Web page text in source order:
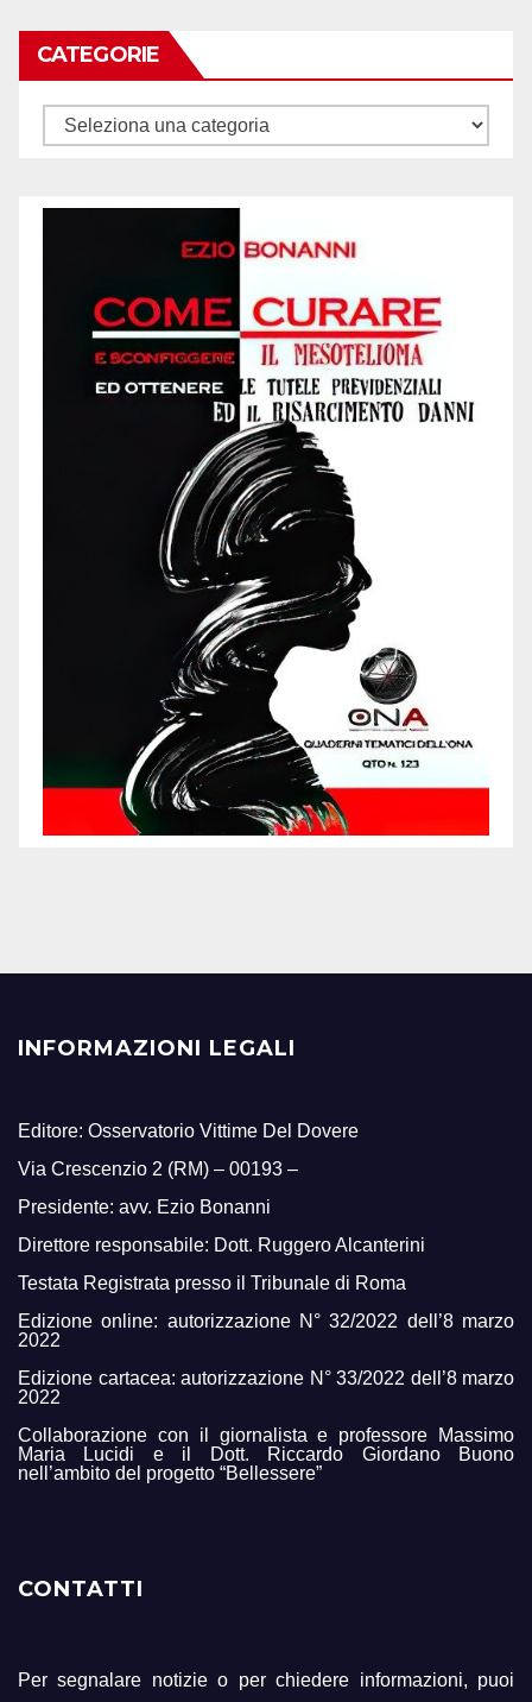
CATEGORIE
Categorie
INFORMAZIONI LEGALI
Editore: Osservatorio Vittime Del Dovere
Via Crescenzio 2 (RM) – 00193 –
Presidente: avv. Ezio Bonanni
Direttore responsabile: Dott. Ruggero Alcanterini
Testata Registrata presso il Tribunale di Roma
Edizione online: autorizzazione N° 32/2022 dell’8 marzo
2022
Edizione cartacea: autorizzazione N° 33/2022 dell’8 marzo
2022
Collaborazione con il giornalista e professore Massimo
Maria Lucidi e il Dott. Riccardo Giordano Buono
nell’ambito del progetto “Bellessere”
CONTATTI
Per segnalare notizie o per chiedere informazioni, puoi